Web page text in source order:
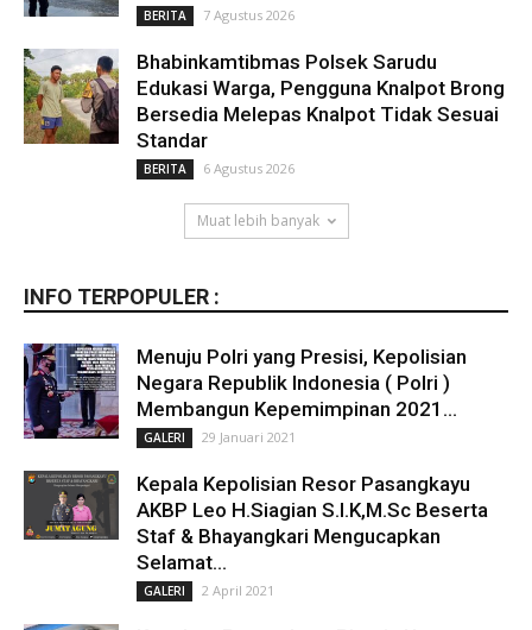
BERITA 7 Agustus 2026
Bhabinkamtibmas Polsek Sarudu
Edukasi Warga, Pengguna Knalpot Brong
Bersedia Melepas Knalpot Tidak Sesuai
Standar
BERITA 6 Agustus 2026
Muat lebih banyak
INFO TERPOPULER :
Menuju Polri yang Presisi, Kepolisian
Negara Republik Indonesia ( Polri )
Membangun Kepemimpinan 2021...
GALERI 29 Januari 2021
Kepala Kepolisian Resor Pasangkayu
AKBP Leo H.Siagian S.I.K,M.Sc Beserta
Staf & Bhayangkari Mengucapkan
Selamat...
GALERI 2 April 2021